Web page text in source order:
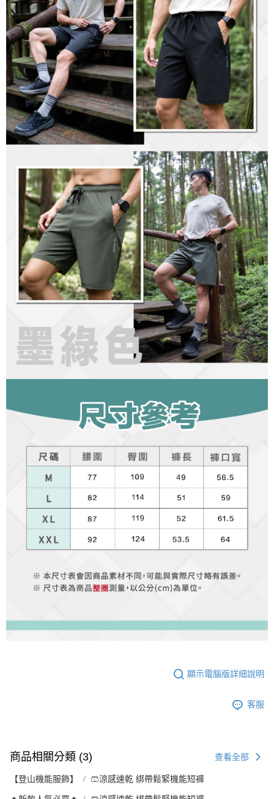
顯示電腦版詳細說明
客服
商品相關分類 (3) 查看全部
【登山機能服飾】 🩳涼感速乾 綁帶鬆緊機能短褲